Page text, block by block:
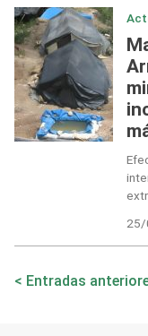
25/
Navegación
Entradas